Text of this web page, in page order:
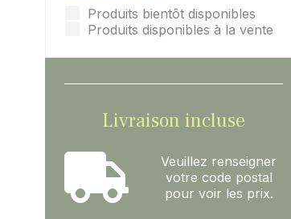
Produits bientôt disponibles
Produits disponibles à la vente
Livraison incluse
Veuillez renseigner
votre code postal
pour voir les prix.